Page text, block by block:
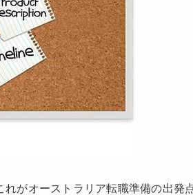
がオーストラリア転職準備の出発